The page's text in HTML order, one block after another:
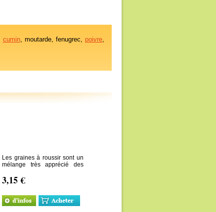
cumin, moutarde, fenugrec, poivre,
Les graines à roussir sont un
mélange très apprécié des
délicieux goût roussi à toute
les viandes.
3,15 €